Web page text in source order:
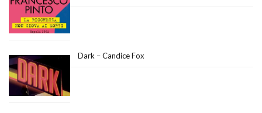
Dark – Candice Fox